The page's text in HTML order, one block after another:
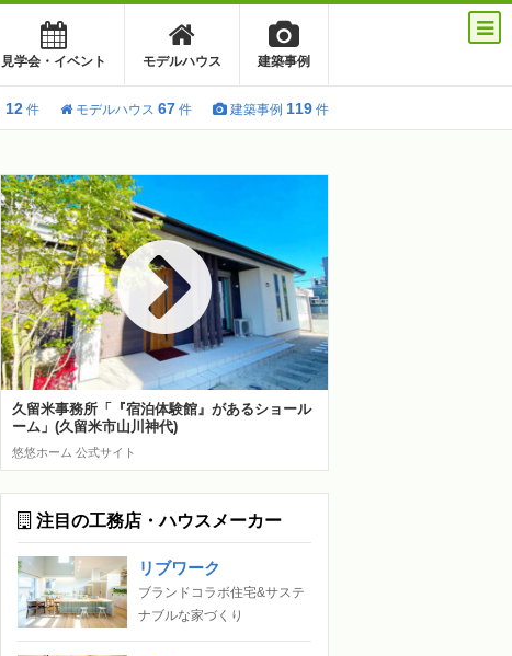
見学会・イベント モデルハウス 建築事例
12 件 モデルハウス 67 件 建築事例 119 件
久留米事務所「『宿泊体験館』があるショール
ーム」(久留米市山川神代)
悠悠ホーム 公式サイト
注目の工務店・ハウスメーカー
リブワーク
ブランドコラボ住宅&サステ
ナブルな家づくり